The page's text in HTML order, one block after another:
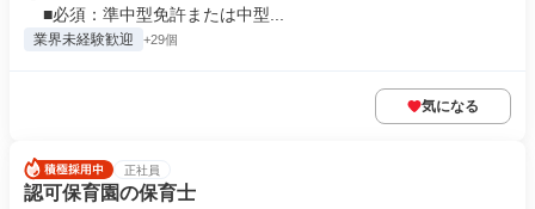
■必須：準中型免許または中型...
業界未経験歓迎 +29個
気になる
正社員
認可保育園の保育士